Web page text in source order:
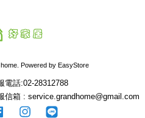
Powered by EasyStore
電話:02-28312788
信箱 : service.grandhome@gmail.com
Facebook Instagram